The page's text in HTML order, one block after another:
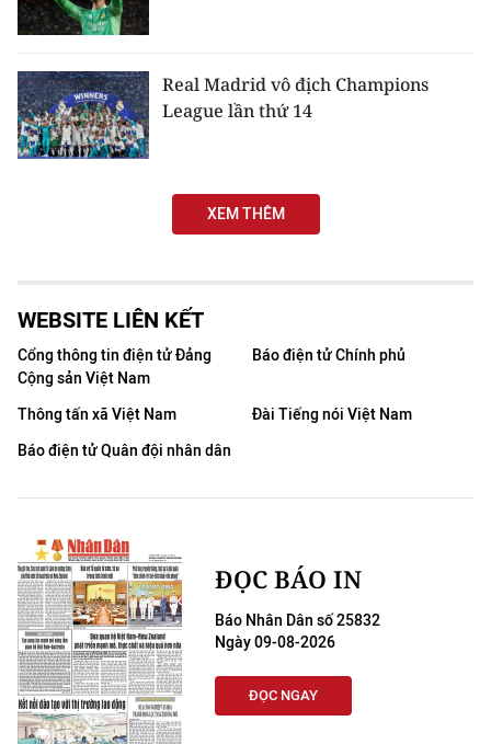
Real Madrid vô địch Champions
League lần thứ 14
XEM THÊM
WEBSITE LIÊN KẾT
Cổng thông tin điện tử Đảng
Cộng sản Việt Nam
Báo điện tử Chính phủ
Thông tấn xã Việt Nam
Đài Tiếng nói Việt Nam
Báo điện tử Quân đội nhân dân
ĐỌC BÁO IN
Báo Nhân Dân số 25832
Ngày 09-08-2026
ĐỌC NGAY